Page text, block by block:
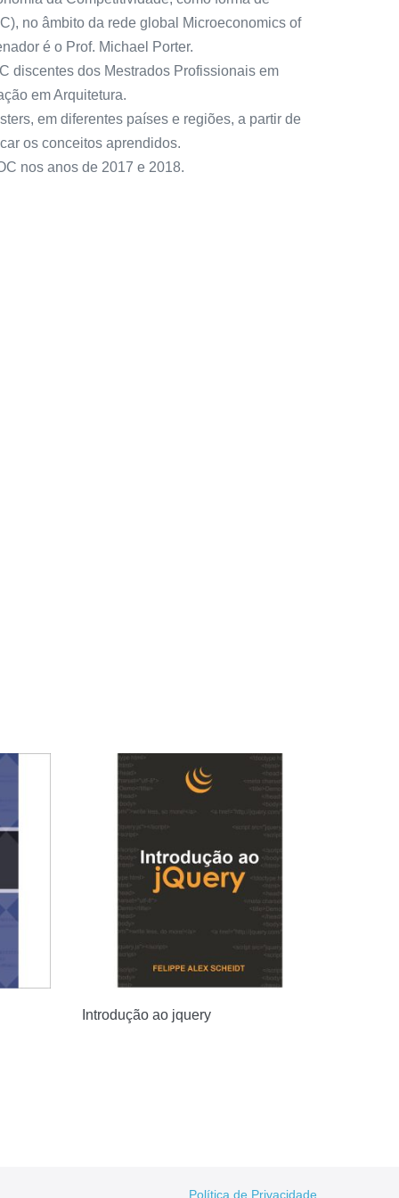
no âmbito da rede global Microeconomics of
é o Prof. Michael Porter.
discentes dos Mestrados Profissionais em
em Arquitetura.
em diferentes países e regiões, a partir de
os conceitos aprendidos.
nos anos de 2017 e 2018.
Introdução ao jquery
Política de Privacidade